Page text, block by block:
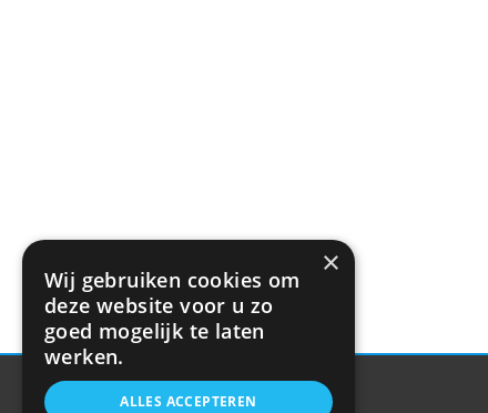
×
Wij gebruiken cookies om
deze website voor u zo
goed mogelijk te laten
werken.
ALLES ACCEPTEREN